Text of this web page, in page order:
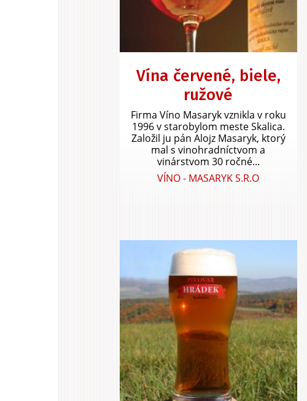
Vína červené, biele,
ružové
Firma Víno Masaryk vznikla v roku
1996 v starobylom meste Skalica.
Založil ju pán Alojz Masaryk, ktorý
mal s vinohradníctvom a
vinárstvom 30 ročné...
VÍNO - MASARYK S.R.O